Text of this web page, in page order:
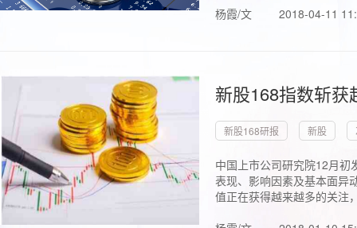
杨霞/文
2018-04-11
新股168指数斩
新股168研报 新股
中国上市公司研究院12月初
表现、影响因素及基本面异
值正在获得越来越多的关注